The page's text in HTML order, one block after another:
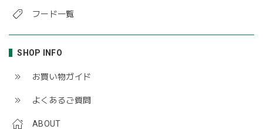
フード一覧
SHOP INFO
お買い物ガイド
よくあるご質問
ABOUT